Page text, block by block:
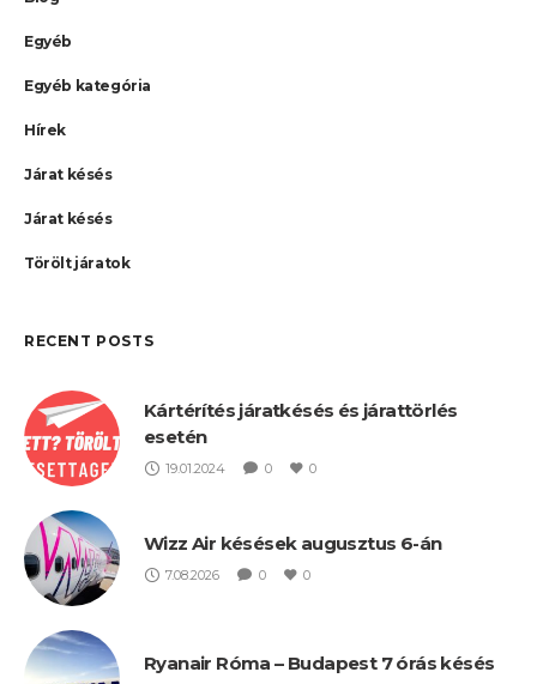
Egyéb
Egyéb kategória
Hírek
Járat késés
Járat késés
Törölt járatok
RECENT POSTS
Kártérítés járatkésés és járattörlés
esetén
19.01.2024 0 0
Wizz Air késések augusztus 6-án
7.08.2026 0 0
Ryanair Róma – Budapest 7 órás késés